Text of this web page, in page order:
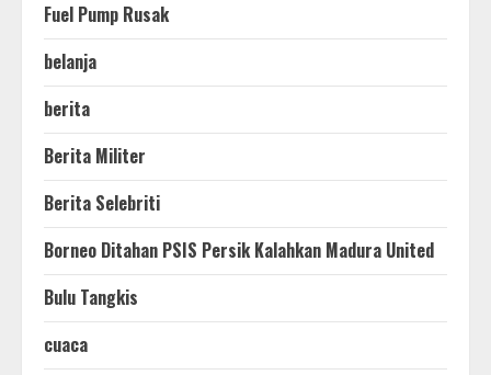
Fuel Pump Rusak
belanja
berita
Berita Militer
Berita Selebriti
Borneo Ditahan PSIS Persik Kalahkan Madura United
Bulu Tangkis
cuaca